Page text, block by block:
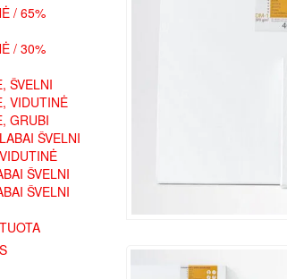
/ 65%
/ 30%
ŠVELNI
VIDUTINĖ
GRUBI
ŠVELNI
ŠVELNI
ŠVELNI